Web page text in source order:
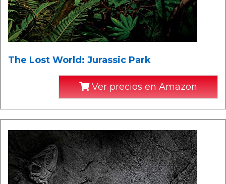
The Lost World: Jurassic Park
Ver precios en Amazon